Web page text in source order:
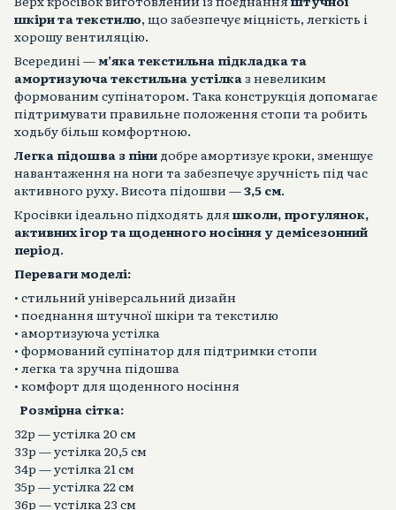
шкіри та текстилю, що забезпечує міцність, легкість і
хорошу вентиляцію.
Всередині — м’яка текстильна підкладка та
амортизуюча текстильна устілка з невеликим
формованим супінатором. Така конструкція допомагає
підтримувати правильне положення стопи та робить
ходьбу більш комфортною.
Легка підошва з піни добре амортизує кроки, зменшує
навантаження на ноги та забезпечує зручність під час
активного руху. Висота підошви —3,5 см.
Кросівки ідеально підходять дляшколи, прогулянок,
активних ігор та щоденного носіння у демісезонний
період.
Переваги моделі:
• стильний універсальний дизайн
• поєднання штучної шкіри та текстилю
• амортизуюча устілка
• формований супінатор для підтримки стопи
• легка та зручна підошва
• комфорт для щоденного носіння
Розмірна сітка:
32р — устілка 20 см
33р — устілка 20,5 см
34р — устілка 21 см
35р — устілка 22 см
36р — устілка 23 см